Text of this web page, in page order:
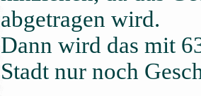
abgetragen wird.
Dann wird das mit
Stadt nur noch